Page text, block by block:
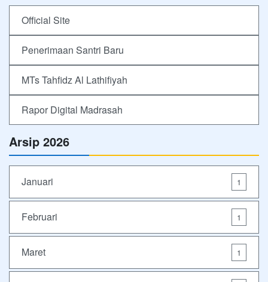
Official Site
Penerimaan Santri Baru
MTs Tahfidz Al Lathifiyah
Rapor Digital Madrasah
Arsip 2026
Januari 1
Februari 1
Maret 1